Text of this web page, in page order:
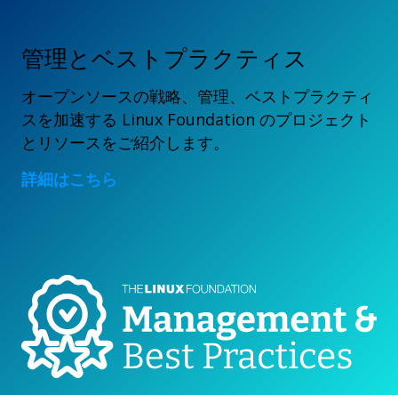
管理とベストプラクティス
オープンソースの戦略、管理、ベストプラクティ
スを加速する Linux Foundation のプロジェクト
とリソースをご紹介します。
詳細はこちら